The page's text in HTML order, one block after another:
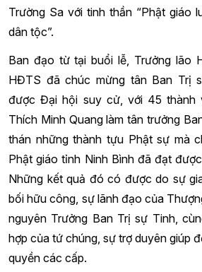
Trường Sa với tinh thần “Phật giáo
dân tộc”.
Ban đạo từ tại buổi lễ, Trưởng lão
HĐTS đã chúc mừng tân Ban Trị
được Đại hội suy cử, với 45 thành
Thích Minh Quang làm tân trưởng
thán những thành tựu Phật sự mà
Phật giáo tỉnh Ninh Bình đã đạt
Những kết quả đó có được do sự
bối hữu công, sự lãnh đạo của
nguyên Trưởng Ban Trị sự Tinh,
hợp của tứ chúng, sự trợ duyên giúp
quyền các cấp.